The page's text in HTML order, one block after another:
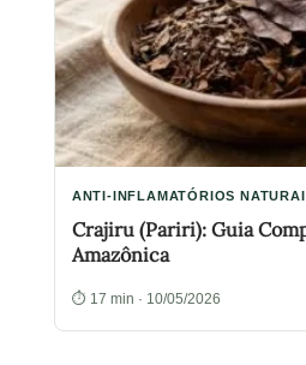
ANTI-INFLAMATÓRIOS
Crajiru (Pariri): Guia
Amazônica
⏱ 17 min · 10/05/2026